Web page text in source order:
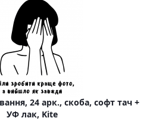
24 арк., скоба, софт тач +
УФ лак, Kite